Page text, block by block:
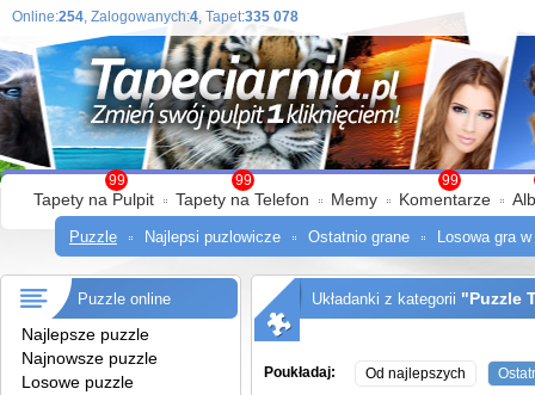
Online:254, Zalogowanych:4, Tapet:335 078
99 99 99
Tapety na Pulpit Tapety na Telefon Memy Komentarze
Puzzle Najlepsi puzlowicze Ostatnio grane Losowa gra
Puzzle online
Najlepsze puzzle
Najnowsze puzzle
Losowe puzzle
Układanki z kategorii "Puzzle
Poukładaj: Od najlepszych